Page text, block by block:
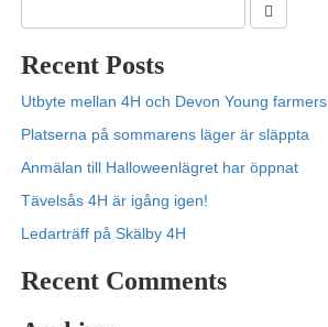
Recent Posts
Utbyte mellan 4H och Devon Young farmers
Platserna på sommarens läger är släppta
Anmälan till Halloweenlägret har öppnat
Tävelsås 4H är igång igen!
Ledarträff på Skälby 4H
Recent Comments